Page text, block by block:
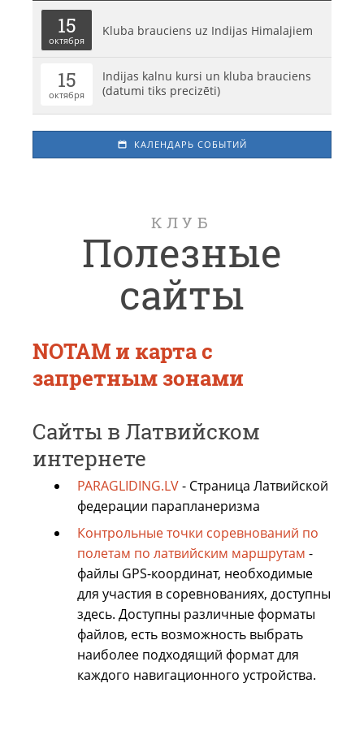
15
октября
Kluba brauciens uz Indijas Himalajiem
15
октября
Indijas kalnu kursi un kluba brauciens
(datumi tiks precizēti)
КАЛЕНДАРЬ СОБЫТИЙ
КЛУБ
Полезные
сайты
NOTAM и карта с
запретным зонами
Сайты в Латвийском
интернете
PARAGLIDING.LV- Страница Латвийской
федерации парапланеризма
Контрольные точки соревнований по
полетам по латвийским маршрутам -
файлы GPS-координат, необходимые
для участия в соревнованиях, доступны
здесь. Доступны различные форматы
файлов, есть возможность выбрать
наиболее подходящий формат для
каждого навигационного устройства.